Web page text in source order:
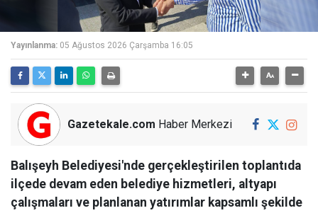
Yayınlanma: 05 Ağustos 2026 Çarşamba 16:05
Gazetekale.com Haber Merkezi
Balışeyh Belediyesi'nde gerçekleştirilen toplantıda
ilçede devam eden belediye hizmetleri, altyapı
çalışmaları ve planlanan yatırımlar kapsamlı şekilde